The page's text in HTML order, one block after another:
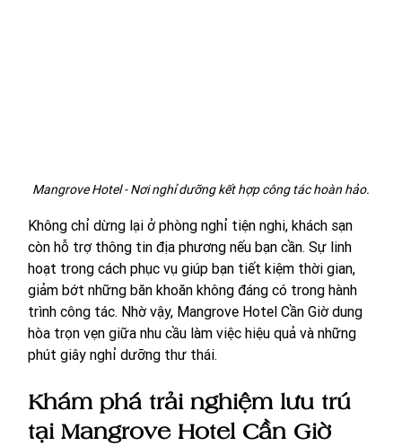
Mangrove Hotel - Nơi nghỉ dưỡng kết hợp công tác hoàn hảo.
Không chỉ dừng lại ở phòng nghỉ tiện nghi, khách sạn
còn hỗ trợ thông tin địa phương nếu bạn cần. Sự linh
hoạt trong cách phục vụ giúp bạn tiết kiệm thời gian,
giảm bớt những băn khoăn không đáng có trong hành
trình công tác. Nhờ vậy, Mangrove Hotel Cần Giờ dung
hòa trọn vẹn giữa nhu cầu làm việc hiệu quả và những
phút giây nghỉ dưỡng thư thái.
Khám phá trải nghiệm lưu trú
tại Mangrove Hotel Cần Giờ